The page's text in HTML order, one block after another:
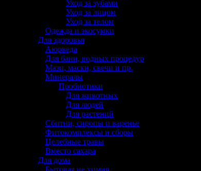
Уход за зубами
Уход за лицом
Уход за телом
Одежда и экосумки
Для здоровья
Аюрведа
Для бани, водных процедур
Мази, маски, свечи и пр.
Минералы
Пробиотики
Для животных
Для людей
Для растений
Сбитни, сиропы и варенье
Фитокомплексы и сборы
Целебные травы
Вместо сахара
Для дома
Бытовая не химия